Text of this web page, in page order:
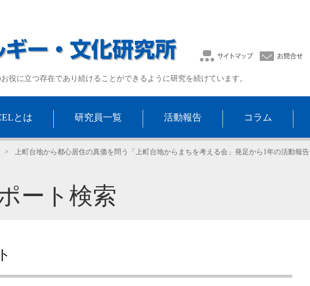
役に立つ存在であり続けることができるように研究を続けています。
とは 研究員一覧 活動報告 コラム
> 上町台地から都心居住の真価を問う「上町台地からまちを考える会」発足から1年の活動報告
ート検索